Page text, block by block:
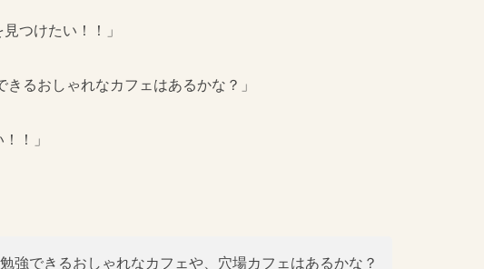
つけたい！！」
きるおしゃれなカフェはあるかな？」
！」
強できるおしゃれなカフェや、穴場カフェはあるかな？